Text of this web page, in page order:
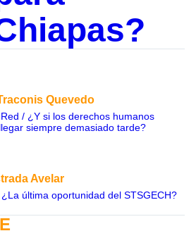
Quevedo
/ ¿Y si los derechos humanos
siempre demasiado tarde?
Avelar
última oportunidad del STSGECH?